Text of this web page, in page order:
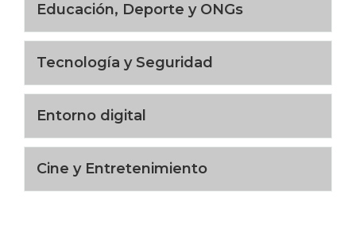
Educación, Deporte y ONGs
Tecnología y Seguridad
Entorno digital
Cine y Entretenimiento